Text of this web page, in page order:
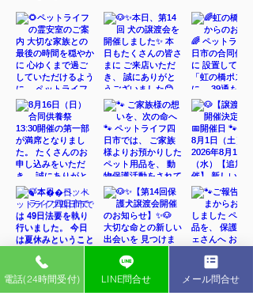
電話(24時間受付) LINE問合せ メール問合せ